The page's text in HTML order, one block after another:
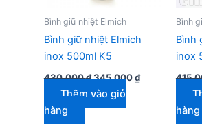
Bình giữ nhiệt Elmich
Bình giữ nhiệt Elmich
inox 500ml K5
430.000₫ Giá
là:
430.000 ₫.
345.000₫Giá
hiện
Thêm vào giỏ
hàng
Bình
Bình
inox
hàng